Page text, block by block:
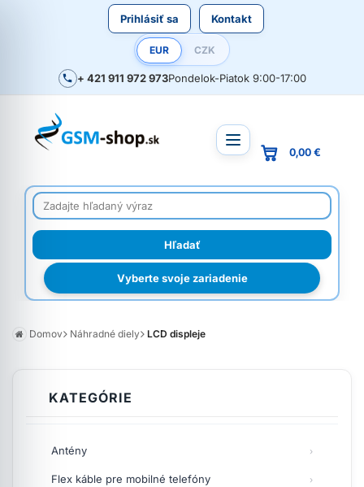
Prihlásiť sa Kontakt
EUR CZK
+ 421 911 972 973Pondelok-Piatok 9:00-17:00
Vyberte svoje zariadenie
0,00 €
Domov Náhradné diely LCD displeje
KATEGÓRIE
Antény
Flex káble pre mobilné telefóny